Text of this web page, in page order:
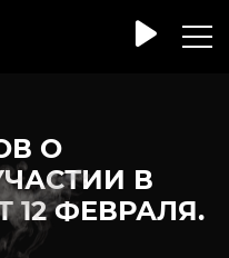
О
В
12 ФЕВРАЛЯ.